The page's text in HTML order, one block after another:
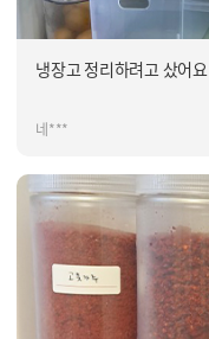
냉장고 정리하려고 샀어요
네***